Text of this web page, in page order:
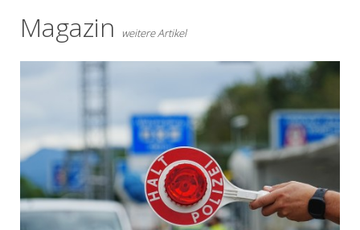
Magazin weitere Artikel